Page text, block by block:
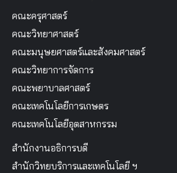
คณะครุศาสตร์
คณะวิทยาศาสตร์
คณะมนุษยศาสตร์และสังคมศาสตร์
คณะวิทยาการจัดการ
คณะพยาบาลศาสตร์
คณะเทคโนโลยีการเกษตร
คณะเทคโนโลยีอุตสาหกรรม
สำนักงานอธิการบดี
สำนักวิทยบริการและเทคโนโลยี ฯ